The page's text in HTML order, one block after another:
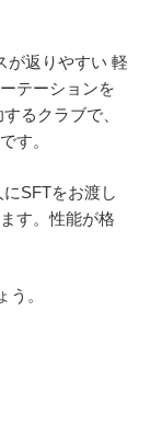
が返りやすい 軽
テーションを
るクラブで、
す。
SFTをお渡し
す。性能が格
。